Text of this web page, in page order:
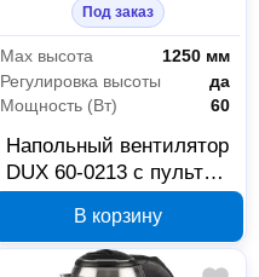
Под заказ
Max высота
1250 мм
Регулировка высоты
да
Мощность (Вт)
60
Напольный вентилятор
DUX 60-0213 с пультом
В корзину